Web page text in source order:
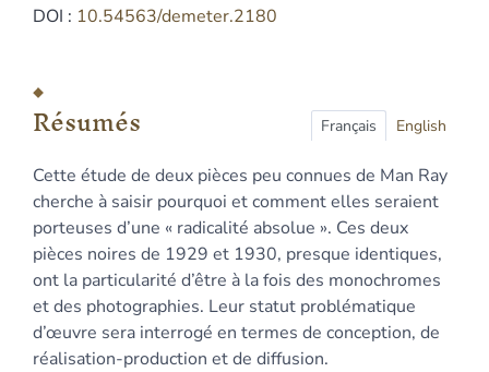
DOI : 10.54563/demeter.2180
Index
Plan
Bibliographie
Notes
Illustrations
Citer cet article
Auteur
Résumés Français English
Cette étude de deux pièces peu connues de Man Ray
cherche à saisir pourquoi et comment elles seraient
porteuses d’une « radicalité absolue ». Ces deux
pièces noires de 1929 et 1930, presque identiques,
ont la particularité d’être à la fois des monochromes
et des photographies. Leur statut problématique
d’œuvre sera interrogé en termes de conception, de
réalisation-production et de diffusion.